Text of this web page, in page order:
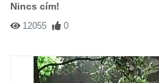
Nincs cím!
12055 0